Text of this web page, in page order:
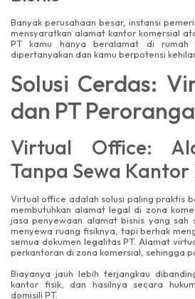
Banyak perusahaan besar, instansi
mensyaratkan alamat kantor komersial
PT kamu hanya beralamat di rumah
dipertanyakan dan kamu berpotensi
Solusi Cerdas:
dan PT
Virtual Office:
Tanpa Sewa Kantor
Virtual office adalah solusi paling praktis
membutuhkan alamat legal di zona
jasa penyewaan alamat bisnis yang sah
menyewa ruang fisiknya, tapi berhak
semua dokumen legalitas PT. Alamat
perkantoran di zona komersial, sehingga
Biayanya jauh lebih terjangkau
kantor fisik, dan hasilnya secara
domisili PT.